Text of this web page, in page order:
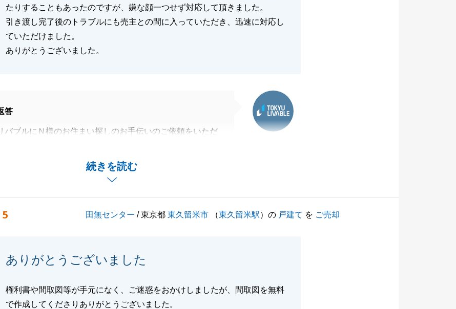
たりすることもあったのですが、嫌な顔一つせず対応して頂きました。
引き渡し完了後のトラブルにも売主との間に入っていただき、迅速に対応し
ていただけました。
ありがとうございました。
続きを読む
答
バブルにＮ様のお住まい探しのお手伝いのご依頼をいただ
らっしゃる中でも、たくさんの物件をご見学いただき、こ
ありがとうございました。
5 田無センター / 東京都東久留米市 （東久留米駅）の 戸建て を ご売却
ありがとうございました
権利書や間取図等が手元になく、ご迷惑をおかけしましたが、間取図を無料
で作成してくださりありがとうございました。